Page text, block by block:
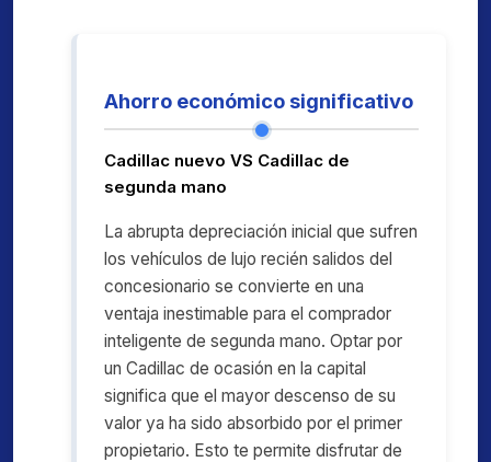
Ahorro económico significativo
Cadillac nuevo VS Cadillac de
segunda mano
La abrupta depreciación inicial que sufren
los vehículos de lujo recién salidos del
concesionario se convierte en una
ventaja inestimable para el comprador
inteligente de segunda mano. Optar por
un Cadillac de ocasión en la capital
significa que el mayor descenso de su
valor ya ha sido absorbido por el primer
propietario. Esto te permite disfrutar de